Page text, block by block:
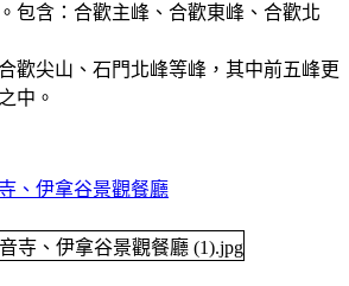
包含：合歡主峰、合歡東峰、合歡北
歡尖山、石門北峰等峰，其中前五峰更
中。
、伊拿谷景觀餐廳